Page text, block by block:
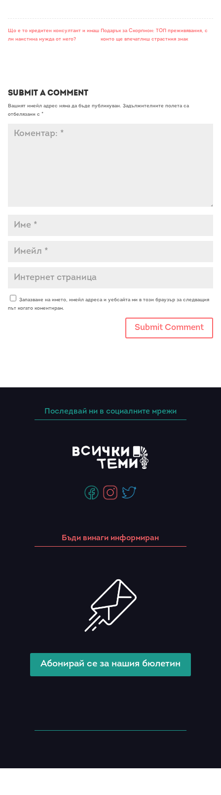
Що е то кредитен консултант и имаш
ли наистина нужда от него?
Подарък за Скорпион: ТОП преживявания, с
които ще впечатлиш страстния знак
Submit a Comment
Вашият имейл адрес няма да бъде публикуван. Задължителните полета са
отбелязани с *
Запазване на името, имейл адреса и уебсайта ми в този браузър за следващия
път когато коментирам.
Последвай ни в социалните мрежи
Бъди винаги информиран
Абонирай се за нашия бюлетин